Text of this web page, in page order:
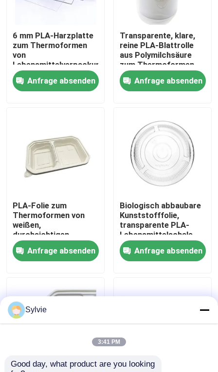
Haus
Über uns
Qualitätskontrolle
Treten Sie mit uns in Verbindung
Fälle
PET-Rolle
6 mm PLA-Harzplatte
zum Thermoformen
von
Lebensmittelverpackungen,
Hühner-Fisch-Fleisch-
TablettAnfrage absenden
Transparente, klare,
reine PLA-Blattrolle
aus Polymilchsäure
zum Thermoformen
Anfrage absenden
PLA-Folie zum
Thermoformen von
weißen,
durchsichtigen
Verpackungen aus
Kunststoff
Anfrage absenden
Biologisch abbaubare
Kunststofffolie,
transparente PLA-
Lebensmittelschale
Anfrage absenden
Sylvie
3:41 PM
Good day, what product are you looking